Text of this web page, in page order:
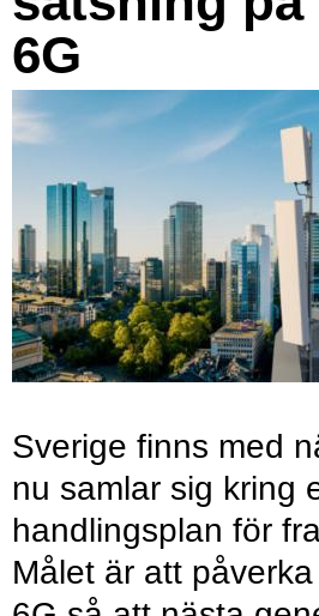
6G
Sverige finns med
nu samlar sig kring
handlingsplan för
Målet är att